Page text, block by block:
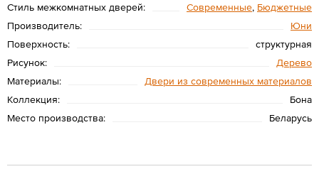
Стиль межкомнатных дверей:
Современные, Бюджетные
Производитель:
Юни
Поверхность:
структурная
Рисунок:
Дерево
Материалы:
Двери из современных материалов
Коллекция:
Бона
Место производства:
Беларусь